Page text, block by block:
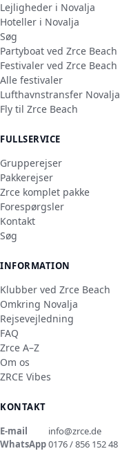
Lejligheder i Novalja
Hoteller i Novalja
Søg
Partyboat ved Zrce Beach
Festivaler ved Zrce Beach
Alle festivaler
Lufthavnstransfer Novalja
Fly til Zrce Beach
FULLSERVICE
Grupperejser
Pakkerejser
Zrce komplet pakke
Forespørgsler
Kontakt
Søg
INFORMATION
Klubber ved Zrce Beach
Omkring Novalja
Rejsevejledning
FAQ
Zrce A–Z
Om os
ZRCE Vibes
KONTAKT
E-mail
info@zrce.de
WhatsApp0176 / 856 152 48